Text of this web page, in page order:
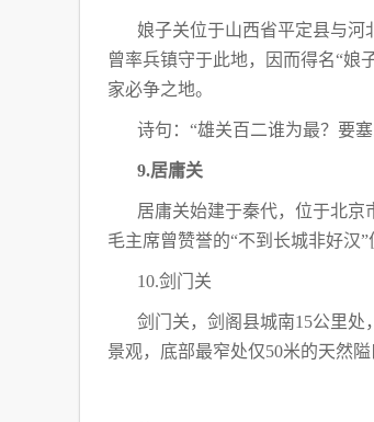
娘子关位于山西省平定县与
曾率兵镇守于此地，因而得名“娘
家必争之地。
诗句：“雄关百二谁为最？要塞
9.居庸关
居庸关始建于秦代，位于北京
毛主席曾赞誉的“不到长城非好汉
10.剑门关
剑门关，剑阁县城南15公里
景观，底部最窄处仅50米的天然